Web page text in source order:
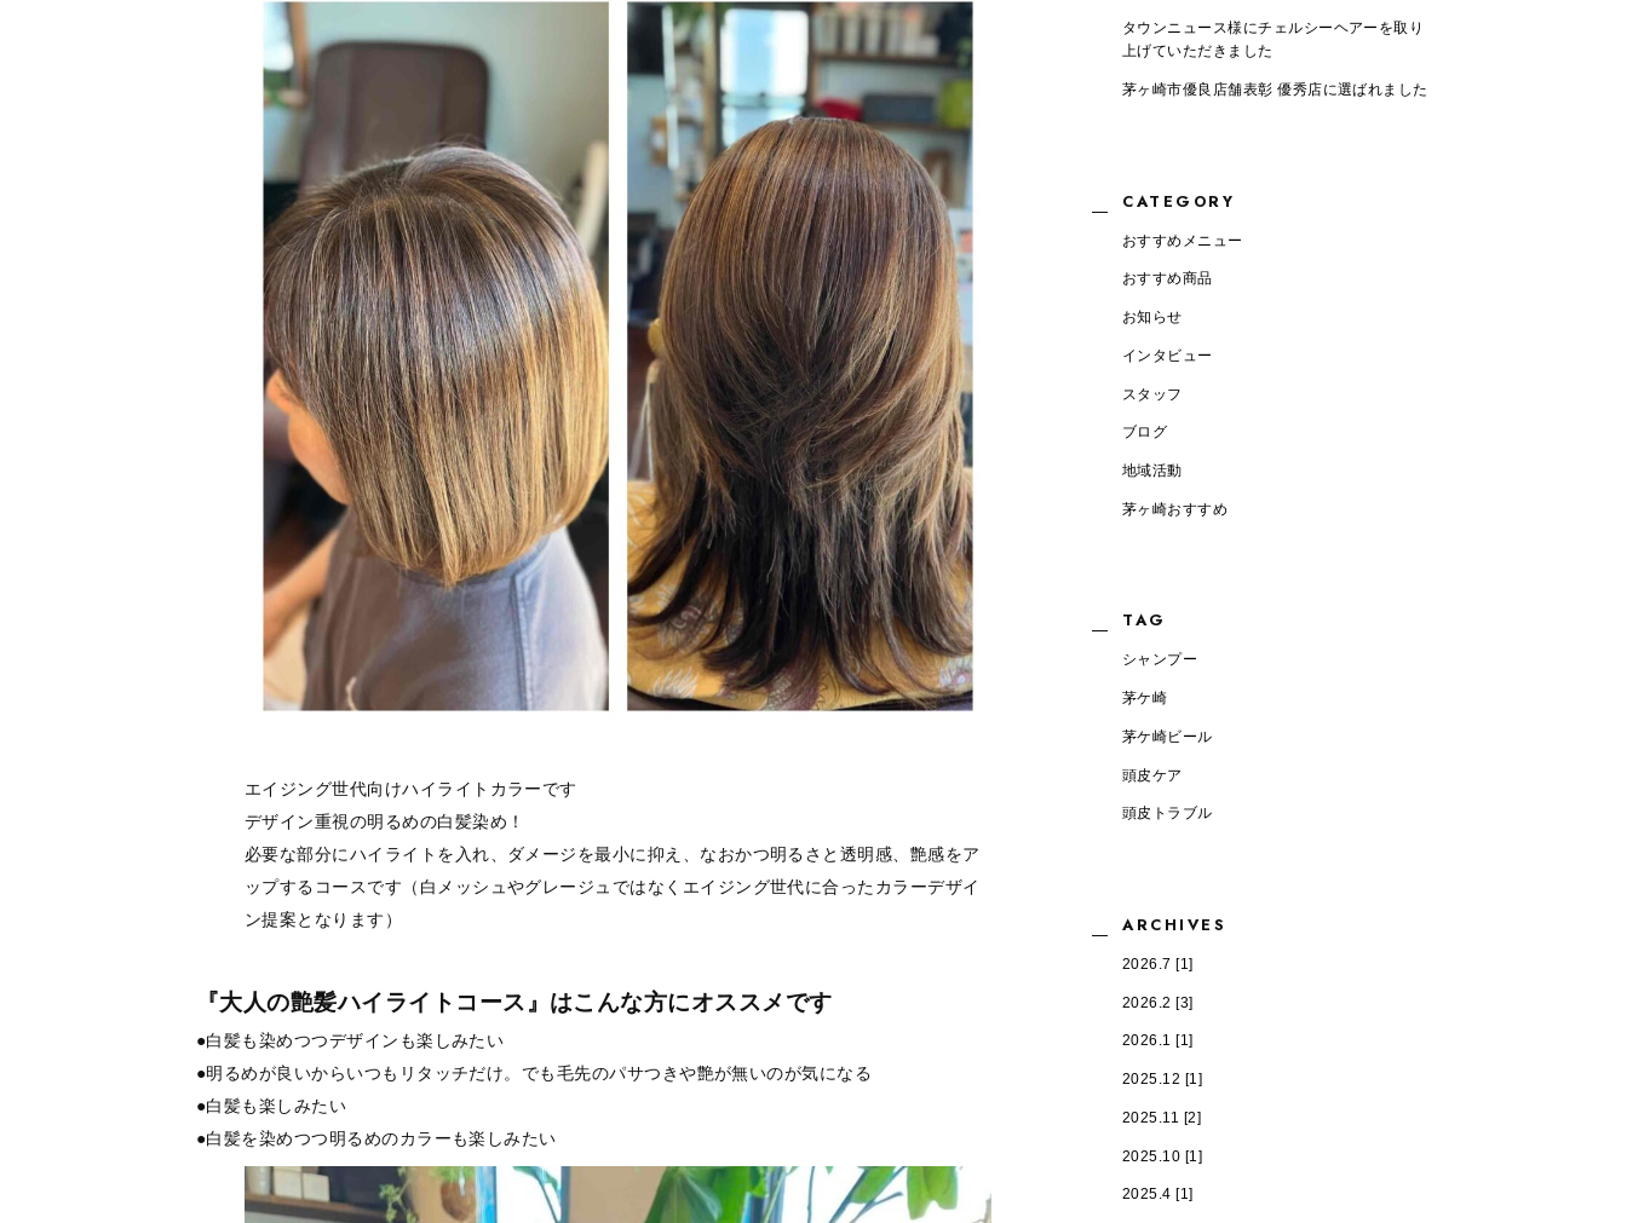
エイジング世代向けハイライトカラーです
デザイン重視の明るめの白髪染め！
必要な部分にハイライトを入れ、ダメージを最小に抑え、なおかつ明るさと透明感、艶感をア
ップするコースです（白メッシュやグレージュではなくエイジング世代に合ったカラーデザイ
ン提案となります）
『大人の艶髪ハイライトコース』はこんな方にオススメです
●白髪も染めつつデザインも楽しみたい
●明るめが良いからいつもリタッチだけ。でも毛先のパサつきや艶が無いのが気になる
●白髪も楽しみたい
●白髪を染めつつ明るめのカラーも楽しみたい
タウンニュース様にチェルシーヘアーを取り
上げていただきました
茅ヶ崎市優良店舗表彰 優秀店に選ばれました
CATEGORY
おすすめメニュー
おすすめ商品
お知らせ
インタビュー
スタッフ
ブログ
地域活動
茅ヶ崎おすすめ
TAG
シャンプー
茅ケ崎
茅ケ崎ビール
頭皮ケア
頭皮トラブル
ARCHIVES
2026.7 [1]
2026.2 [3]
2026.1 [1]
2025.12 [1]
2025.11 [2]
2025.10 [1]
2025.4 [1]